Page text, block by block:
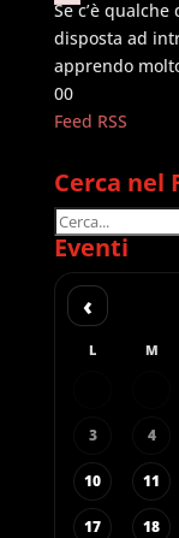
Se c’è
disposta ad
apprendo
Fai
clic
pollice
in
basso.
0Fai
clic
pollice
in
alto.
0
Feed RSS
Cerca nel
Eventi
‹
L M
3 4
10 11
17 18
Failed to